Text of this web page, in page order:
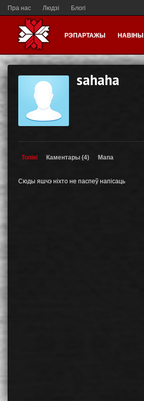
Пра нас Людзі Блогі
РЭПАРТАЖЫ НАВІНЫ
sahaha
Топікі Каментары (4) Мапа
Сюды яшчэ ніхто не паспеў напісаць